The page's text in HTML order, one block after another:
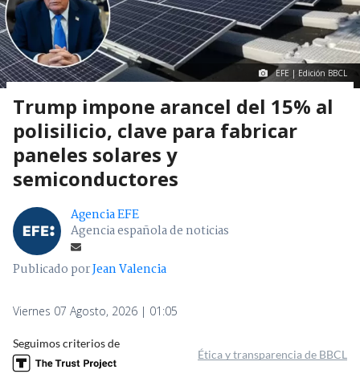
EFE | Edición BBCL
Trump impone arancel del 15% al
polisilicio, clave para fabricar
paneles solares y
semiconductores
Agencia EFE
Agencia española de noticias
Publicado porJean Valencia
Viernes 07 Agosto, 2026 | 01:05
Seguimos criterios de
Ética y transparencia de BBCL